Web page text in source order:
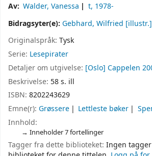
Av: Walder, Vanessa t, 1978-
Bidragsyter(e): Gebhard, Wilfried [illustr.]
Originalspråk: Tysk
Serie: Lesepirater
Detaljer om utgivelse: [Oslo] Cappelen
Beskrivelse: 58 s. ill
ISBN: 8202243629
Emne(r): Grøssere Lettleste bøker
Innhold:
Inneholder 7 fortellinger
Tagger fra dette biblioteket: Ingen